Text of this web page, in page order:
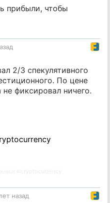
прибыли, чтобы
2/3 спекулятивного
По цене
фиксировал ничего.
назад